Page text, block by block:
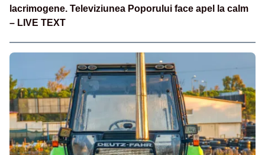
lacrimogene. Televiziunea Poporului face apel la calm
– LIVE TEXT